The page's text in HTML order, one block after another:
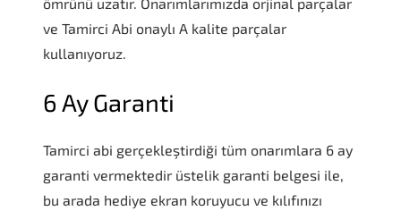
ve Tamirci Abi onaylı A kalite parçalar
kullanıyoruz.
6 Ay Garanti
Tamirci abi gerçekleştirdiği tüm onarımlara 6 ay
garanti vermektedir üstelik garanti belgesi ile,
bu arada hediye ekran koruyucu ve kılıfınızı